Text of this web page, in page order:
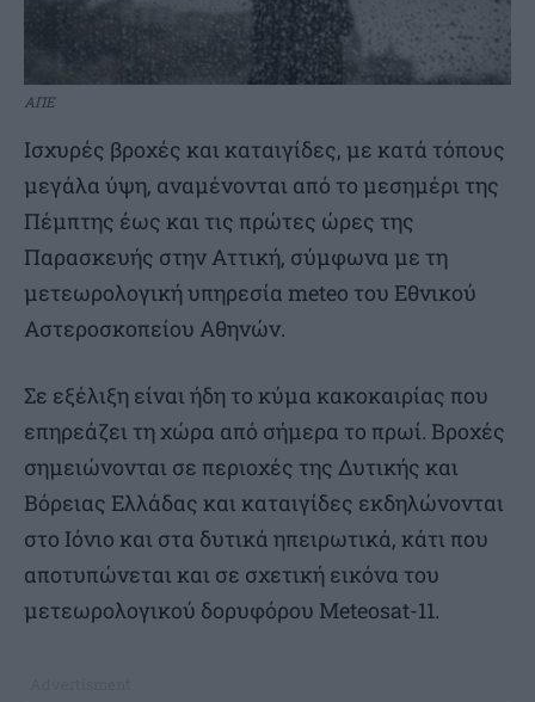
ΑΠΕ
Ισχυρές βροχές και καταιγίδες, με κατά τόπους
μεγάλα ύψη, αναμένονται από το μεσημέρι της
Πέμπτης έως και τις πρώτες ώρες της
Παρασκευής στην Αττική, σύμφωνα με τη
μετεωρολογική υπηρεσία meteo του Εθνικού
Αστεροσκοπείου Αθηνών.
Σε εξέλιξη είναι ήδη το κύμα κακοκαιρίας που
επηρεάζει τη χώρα από σήμερα το πρωί. Βροχές
σημειώνονται σε περιοχές της Δυτικής και
Βόρειας Ελλάδας και καταιγίδες εκδηλώνονται
στο Ιόνιο και στα δυτικά ηπειρωτικά, κάτι που
αποτυπώνεται και σε σχετική εικόνα του
μετεωρολογικού δορυφόρου Meteosat-11.